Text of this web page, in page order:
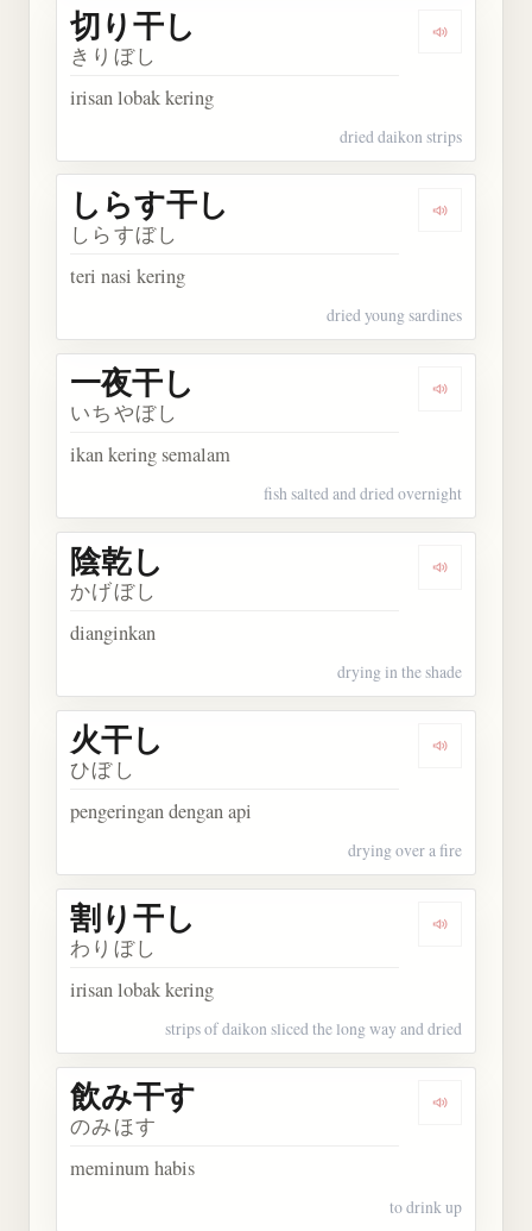
Dengarkan
切り干し
きりぼし
irisan lobak kering
dried daikon strips
Dengarkan
しらす干し
しらすぼし
teri nasi kering
dried young sardines
Dengarkan
一夜干し
いちやぼし
ikan kering semalam
fish salted and dried overnight
Dengarkan
陰乾し
かげぼし
dianginkan
drying in the shade
Dengarkan
火干し
ひぼし
pengeringan dengan api
drying over a fire
Dengarkan
割り干し
わりぼし
irisan lobak kering
strips of daikon sliced the long way and dried
Dengarkan
飲み干す
のみほす
meminum habis
to drink up